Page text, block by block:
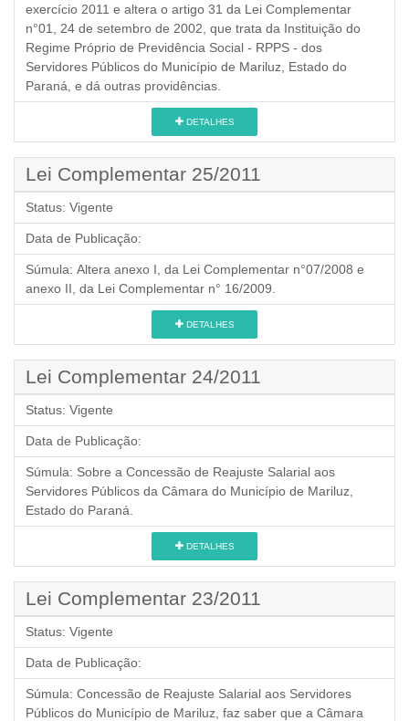
exercício 2011 e altera o artigo 31 da Lei Complementar
n°01, 24 de setembro de 2002, que trata da Instituição do
Regime Próprio de Previdência Social - RPPS - dos
Servidores Públicos do Município de Mariluz, Estado do
Paraná, e dá outras providências.
DETALHES
Lei Complementar 25/2011
Status: Vigente
Data de Publicação:
Súmula: Altera anexo I, da Lei Complementar n°07/2008 e
anexo II, da Lei Complementar n° 16/2009.
DETALHES
Lei Complementar 24/2011
Status: Vigente
Data de Publicação:
Súmula: Sobre a Concessão de Reajuste Salarial aos
Servidores Públicos da Câmara do Município de Mariluz,
Estado do Paraná.
DETALHES
Lei Complementar 23/2011
Status: Vigente
Data de Publicação:
Súmula: Concessão de Reajuste Salarial aos Servidores
Públicos do Município de Mariluz, faz saber que a Câmara